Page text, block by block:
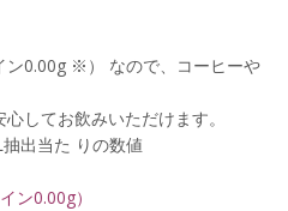
ン0.00g ※） なので、コーヒーや
してお飲みいただけます。
出当た りの数値
ン0.00g）